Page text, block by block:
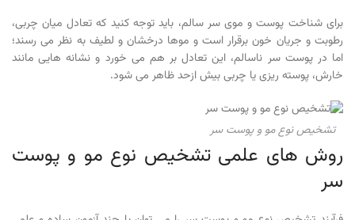
برای شناخت پوست و موی سر سالم، باید توجه کنید که تعادل میان چربی،
رطوبت و جریان خون برقرار است و موها درخشان و لطیف به نظر می رسند؛
اما در پوست سر ناسالم، این تعادل بر هم می خورد و نشانه هایی مانند
خارش، پوسته ریزی یا چربی بیش ازحد ظاهر می شود.
تشخیص نوع مو و پوست سر
روش های علمی تشخیص نوع مو و پوست
سر